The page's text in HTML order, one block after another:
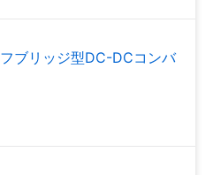
ブリッジ型DC-DCコンバ